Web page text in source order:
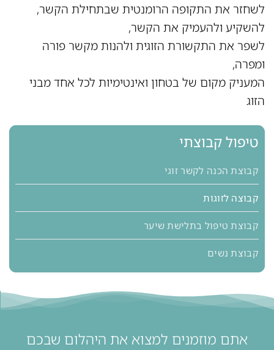
לשחזר את התקופה הרומנטית שבתחילת הקשר,
להשקיע ולהעמיק את הקשר,
לשפר את התקשורת הזוגית ולהנות מקשר פורה
ומפרה,
המעניק מקום של בטחון ואינטימיות לכל אחד מבני
הזוג
טיפול קבוצתי
קבוצת הכנה לקשר זוגי
קבוצה לזוגות
קבוצת טיפול בתלישת שיער
קבוצת נשים
אתם מוזמנים למצוא את היהלום שבכם